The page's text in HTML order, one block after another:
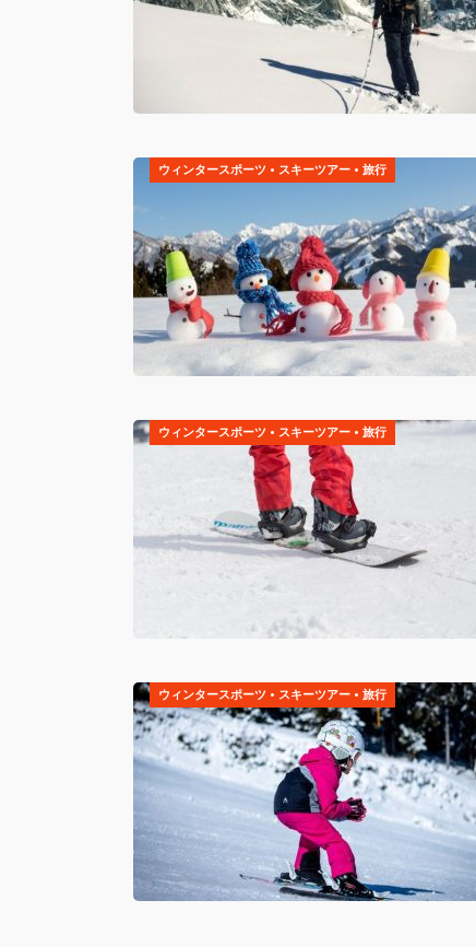
ウィンタースポーツ • スキーツアー • 旅行
ウィンタースポーツ • スキーツアー • 旅行
ウィンタースポーツ • スキーツアー • 旅行